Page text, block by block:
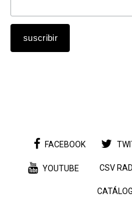
FACEBOOK
YOUTUBE CSV